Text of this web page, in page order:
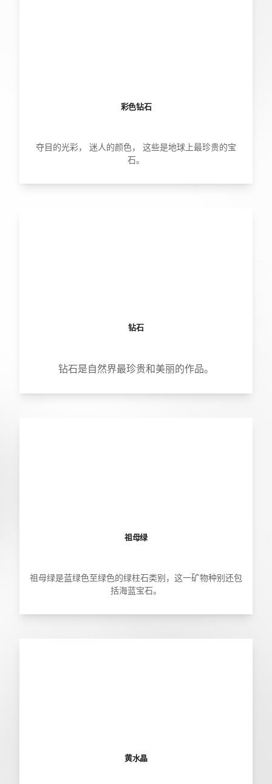
彩色钻石
夺目的光彩， 迷人的颜色， 这些是地球上最珍贵的宝
石。
钻石
钻石是自然界最珍贵和美丽的作品。
祖母绿
祖母绿是蓝绿色至绿色的绿柱石类别，这一矿物种别还包
括海蓝宝石。
黄水晶